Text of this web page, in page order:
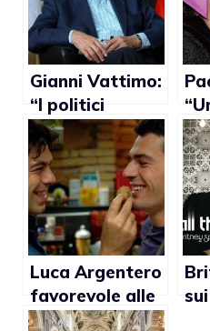
Gianni Vattimo:
“I politici
italiani sono
codardi per
affrontare la
questione delle
unioni civili gay”
Luca Argentero
favorevole alle
adozioni gay